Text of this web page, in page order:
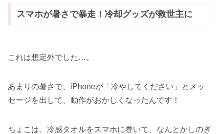
スマホが暑さで暴走！冷却グッズが救世主に
これは想定外でした…。
あまりの暑さで、iPhoneが「冷やしてください」とメッ
セージを出して、動作がおかしくなったんです！
ちょこは、冷感タオルをスマホに巻いて、なんとかしのぎ